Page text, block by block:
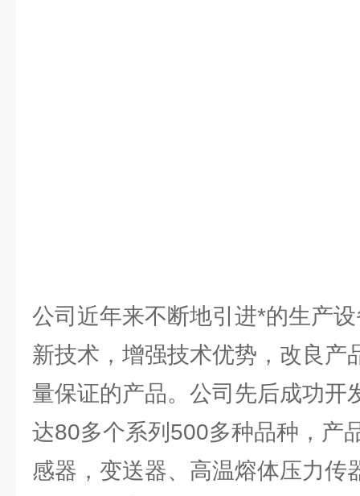
公司近年来不断地引进*的生产
新技术，增强技术优势，改良产
量保证的产品。公司先后成功开
达80多个系列500多种品种，产
感器，变送器、高温熔体压力传